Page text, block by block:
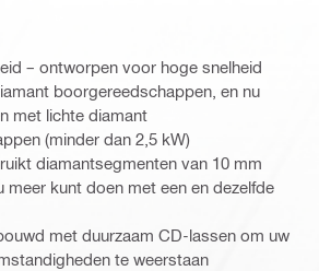
– ontworpen voor hoge snelheid
boorgereedschappen, en nu
met lichte diamant
(minder dan 2,5 kW)
diamantsegmenten van 10 mm
meer kunt doen met een en dezelfde
met duurzaam CD-lassen om uw
te weerstaan